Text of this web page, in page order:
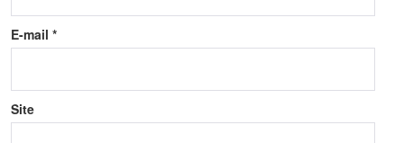
E-mail *
Site